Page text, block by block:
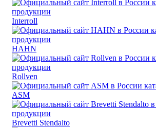
Interroll
HAHN
Rollven
ASM
Brevetti Stendalto